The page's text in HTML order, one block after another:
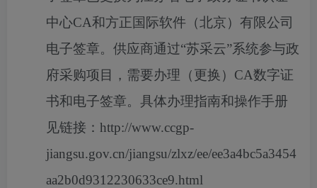
中心CA和方正国际软件（北京）有限公司
电子签章。供应商通过“苏采云”系统参与政
府采购项目，需要办理（更换）CA数字证
书和电子签章。具体办理指南和操作手册
见链接：http://www.ccgp-
jiangsu.gov.cn/jiangsu/zlxz/ee/ee3a4bc5a3454
aa2b0d9312230633ce9.html